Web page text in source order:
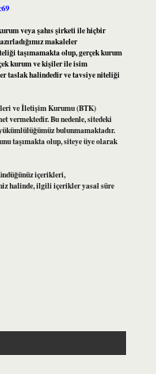
veya şahıs şirketi ile hiçbir
makaleler
taşımamakta olup, gerçek kurum
kurum ve kişiler ile isim
taslak halindedir ve tavsiye niteliği
ve İletişim Kurumu (BTK)
vermektedir. Bu nedenle, sitedeki
bulunmamaktadır.
taşımakta olup, siteye üye olarak
içerikleri,
halinde, ilgili içerikler yasal süre